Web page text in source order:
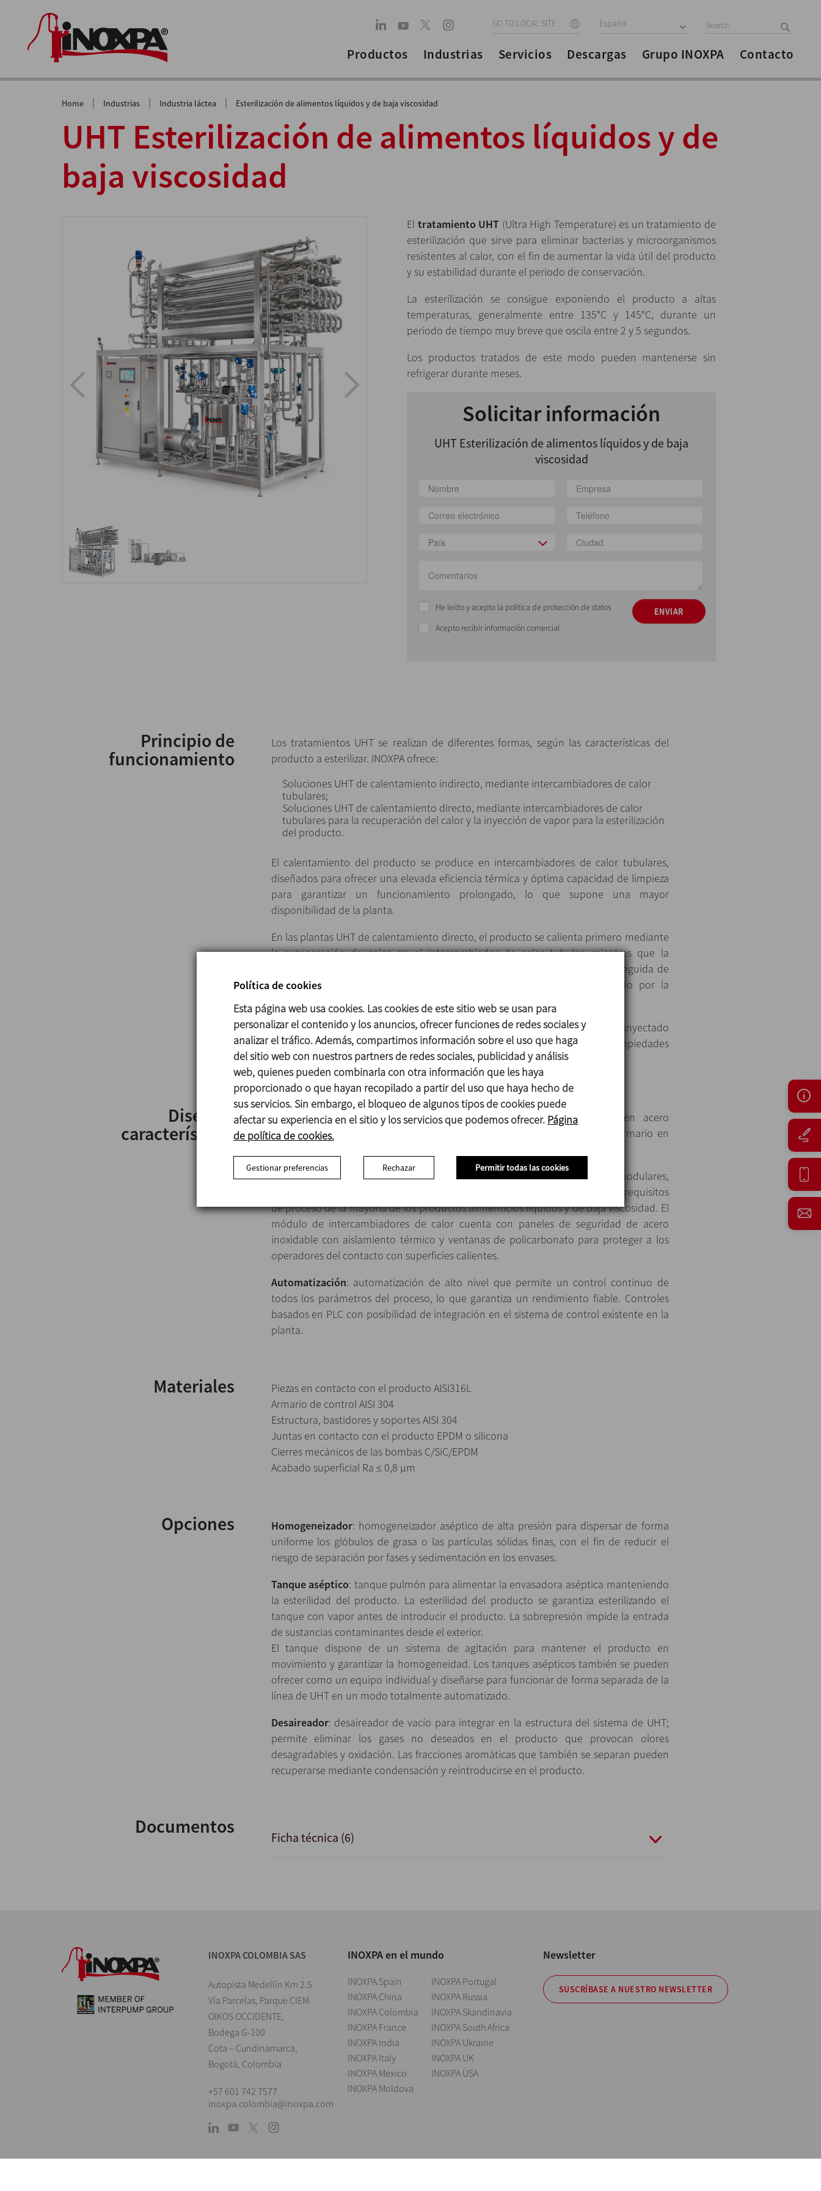
GO TO LOCAL SITE Español
Productos Industrias Servicios Descargas Grupo INOXPA Contacto
Home | Industrias | Industria láctea | Esterilización de alimentos líquidos y de baja viscosidad
UHT Esterilización de alimentos líquidos y de
baja viscosidad
El tratamiento UHT (Ultra High Temperature) es un tratamiento de
esterilización que sirve para eliminar bacterias y microorganismos
resistentes al calor, con el fin de aumentar la vida útil del producto
y su estabilidad durante el periodo de conservación.
La esterilización se consigue exponiendo el producto a altas
temperaturas, generalmente entre 135°C y 145°C, durante un
periodo de tiempo muy breve que oscila entre 2 y 5 segundos.
Los productos tratados de este modo pueden mantenerse sin
refrigerar durante meses.
Solicitar información
UHT Esterilización de alimentos líquidos y de baja
viscosidad
País
He leído y acepto la política de protección de datos
Acepto recibir información comercial
ENVIAR
Principio de
funcionamiento
Los tratamientos UHT se realizan de diferentes formas, según las características del
producto a esterilizar. INOXPA ofrece:
Soluciones UHT de calentamiento indirecto, mediante intercambiadores de calor
tubulares;
Soluciones UHT de calentamiento directo, mediante intercambiadores de calor
tubulares para la recuperación del calor y la inyección de vapor para la esterilización
del producto.
El calentamiento del producto se produce en intercambiadores de calor tubulares,
diseñados para ofrecer una elevada eficiencia térmica y óptima capacidad de limpieza
para garantizar un funcionamiento prolongado, lo que supone una mayor
disponibilidad de la planta.
En las plantas UHT de calentamiento directo, el producto se calienta primero mediante
la recuperación de calor en el intercambiador de calor tubular, mientras que la
temperatura de esterilización se consigue mediante la inyección de vapor seguida de
un enfriamiento instantáneo para eliminar el exceso de agua provocado por la
condensación de vapor.
Un excelente intercambio térmico y un control muy preciso del vapor inyectado
garantizan un tratamiento delicado del producto para preservar sus propiedades
nutricionales y organolépticas.
Diseño y
características
Layout: equipos modulares y compactos, montados sobre bancada en acero
inoxidable con pies de altura regulable. Cuadro de potencia y control en armario en
Intercambiadores de calor: intercambiadores de calor tubulares modulares,
disponibles en varias configuraciones para satisfacer la más amplia gama de requisitos
de proceso de la mayoría de los productos alimenticios líquidos y de baja viscosidad. El
módulo de intercambiadores de calor cuenta con paneles de seguridad de acero
inoxidable con aislamiento térmico y ventanas de policarbonato para proteger a los
operadores del contacto con superficies calientes.
Automatización: automatización de alto nivel que permite un control continuo de
todos los parámetros del proceso, lo que garantiza un rendimiento fiable. Controles
basados en PLC con posibilidad de integración en el sistema de control existente en la
planta.
Materiales
Piezas en contacto con el producto AISI316L
Armario de control AISI 304
Estructura, bastidores y soportes AISI 304
Juntas en contacto con el producto EPDM o silicona
Cierres mecánicos de las bombas C/SiC/EPDM
Acabado superficial Ra ≤ 0,8 µm
Opciones Homogeneizador: homogeneizador aséptico de alta presión para dispersar de forma
uniforme los glóbulos de grasa o las partículas sólidas finas, con el fin de reducir el
riesgo de separación por fases y sedimentación en los envases.
Tanque aséptico: tanque pulmón para alimentar la envasadora aséptica manteniendo
la esterilidad del producto. La esterilidad del producto se garantiza esterilizando el
tanque con vapor antes de introducir el producto. La sobrepresión impide la entrada
de sustancias contaminantes desde el exterior.
El tanque dispone de un sistema de agitación para mantener el producto en
movimiento y garantizar la homogeneidad. Los tanques asépticos también se pueden
ofrecer como un equipo individual y diseñarse para funcionar de forma separada de la
línea de UHT en un modo totalmente automatizado.
Desaireador: desaireador de vacío para integrar en la estructura del sistema de UHT;
permite eliminar los gases no deseados en el producto que provocan olores
desagradables y oxidación. Las fracciones aromáticas que también se separan pueden
recuperarse mediante condensación y reintroducirse en el producto.
Documentos Ficha técnica (6)
INOXPA COLOMBIA SAS
Autopista Medellín Km 2.5
Vía Parcelas, Parque CIEM
OIKOS OCCIDENTE,
Bodega G-100
Cota – Cundinamarca,
Bogotá, Colombia
+57 601 742 7577
inoxpa.colombia@inoxpa.com
INOXPA en el mundo
INOXPA Spain
INOXPA China
INOXPA Colombia
INOXPA France
INOXPA India
INOXPA Italy
INOXPA Mexico
INOXPA Moldova
INOXPA Portugal
INOXPA Russia
INOXPA Skandinavia
INOXPA South Africa
INOXPA Ukraine
INOXPA UK
INOXPA USA
Newsletter
SUSCRÍBASE A NUESTRO NEWSLETTER
Política de cookies
Esta página web usa cookies. Las cookies de este sitio web se usan para
personalizar el contenido y los anuncios, ofrecer funciones de redes sociales y
analizar el tráfico. Además, compartimos información sobre el uso que haga
del sitio web con nuestros partners de redes sociales, publicidad y análisis
web, quienes pueden combinarla con otra información que les haya
proporcionado o que hayan recopilado a partir del uso que haya hecho de
sus servicios. Sin embargo, el bloqueo de algunos tipos de cookies puede
afectar su experiencia en el sitio y los servicios que podemos ofrecer. Página
de política de cookies.
Gestionar preferencias Rechazar Permitir todas las cookies